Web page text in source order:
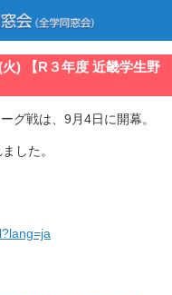
) 【R３年度 近畿学生野
グ戦は、9月4日に開幕。
した。